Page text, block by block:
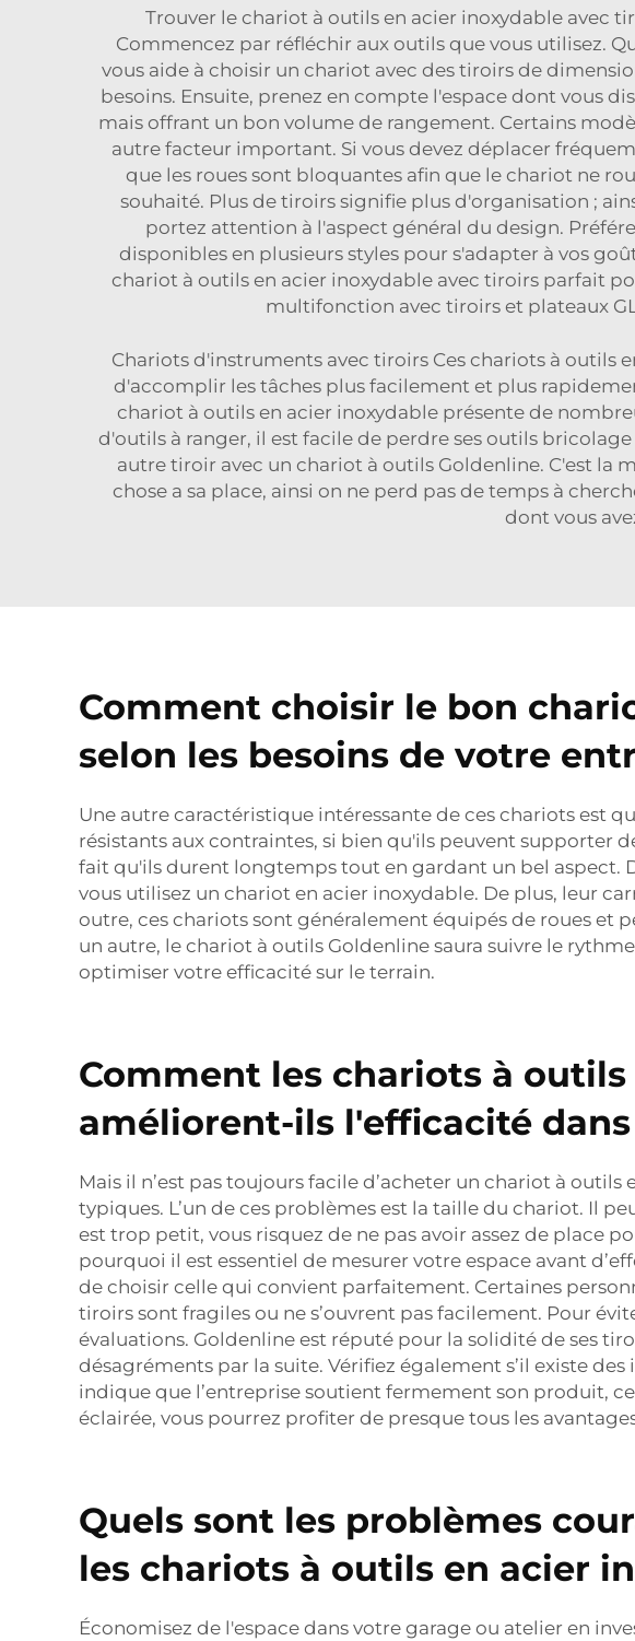
Trouver le chariot à outils en acier inoxydable avec
Commencez par réfléchir aux outils que vous utilisez.
vous aide à choisir un chariot avec des tiroirs de
besoins. Ensuite, prenez en compte l'espace dont vous
mais offrant un bon volume de rangement. Certains
autre facteur important. Si vous devez déplacer
que les roues sont bloquantes afin que le chariot ne
souhaité. Plus de tiroirs signifie plus d'organisation ;
portez attention à l'aspect général du design.
disponibles en plusieurs styles pour s'adapter à vos
chariot à outils en acier inoxydable avec tiroirs parfait
multifonction avec tiroirs et plateaux
Chariots d'instruments avec tiroirs Ces chariots à outils
d'accomplir les tâches plus facilement et plus
chariot à outils en acier inoxydable présente de
d'outils à ranger, il est facile de perdre ses outils
autre tiroir avec un chariot à outils Goldenline. C'est la
chose a sa place, ainsi on ne perd pas de temps à
dont vous
Comment choisir le bon
selon les besoins de votre
Une autre caractéristique intéressante de ces chariots est
résistants aux contraintes, si bien qu'ils peuvent supporter
fait qu'ils durent longtemps tout en gardant un bel aspect.
vous utilisez un chariot en acier inoxydable. De plus, leur
outre, ces chariots sont généralement équipés de roues et
un autre, le chariot à outils Goldenline saura suivre le
optimiser votre efficacité sur le terrain.
Comment les chariots à
améliorent-ils l'efficacité
Mais il n’est pas toujours facile d’acheter un chariot à
typiques. L’un de ces problèmes est la taille du chariot. Il
est trop petit, vous risquez de ne pas avoir assez de place
pourquoi il est essentiel de mesurer votre espace avant
de choisir celle qui convient parfaitement. Certaines
tiroirs sont fragiles ou ne s’ouvrent pas facilement. Pour
évaluations. Goldenline est réputé pour la solidité de ses
désagréments par la suite. Vérifiez également s’il existe
indique que l’entreprise soutient fermement son produit,
éclairée, vous pourrez profiter de presque tous les
Quels sont les problèmes
les chariots à outils en acier
Économisez de l'espace dans votre garage ou atelier en